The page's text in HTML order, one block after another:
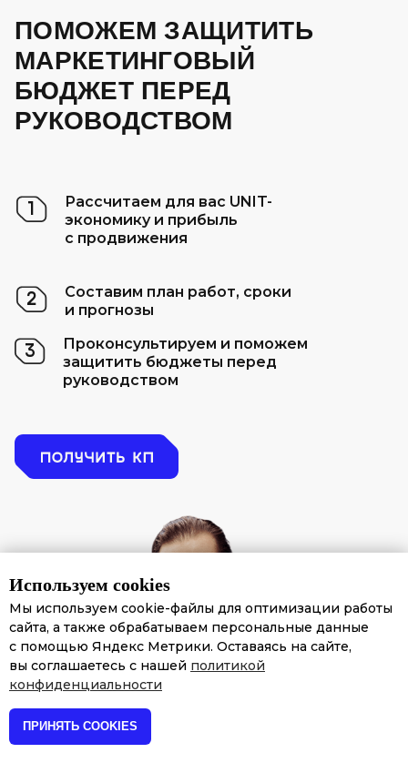
Почему мне стоит работать именно
с Инженерами продаж?
По каким KPI вы работаете по SEO-
продвижению?
системами и Framework’ами
вы работаете?
ПОМОЖЕМ ЗАЩИТИТЬ
МАРКЕТИНГОВЫЙ
БЮДЖЕТ ПЕРЕД
РУКОВОДСТВОМ
1
Рассчитаем для вас UNIT-
экономику и прибыль
с продвижения
Составим план работ, сроки
и прогнозы
2
Проконсультируем и поможем
защитить бюджеты перед
руководством
3
Используем cookies
Мы используем cookie-файлы для оптимизации работы
сайта, а также обрабатываем персональные данные
с помощью Яндекс Метрики. Оставаясь на сайте,
вы соглашаетесь с нашей политикой
конфиденциальности
ПРИНЯТЬ COOKIES